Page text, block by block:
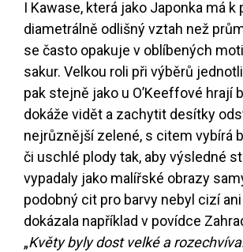
I Kawase, která jako Japonka má k
diametrálně odlišný vztah než
se často opakuje v oblíbených
sakur. Velkou roli při výběrů
pak stejně jako u O’Keeffové hrají
dokáže vidět a zachytit desítky
nejrůznější zelené, s citem vybírá
či uschlé plody tak, aby výsledné
vypadaly jako malířské obrazy
podobný cit pro barvy nebyl cizí
dokázala například v povídce
„Květy byly dost velké a